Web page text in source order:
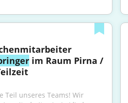
im Raum Pirna /
Teil unseres Teams! Wir